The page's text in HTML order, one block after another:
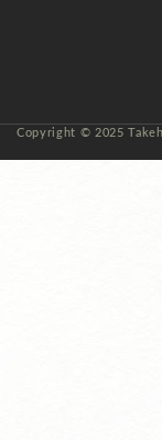
Copyright © 2025